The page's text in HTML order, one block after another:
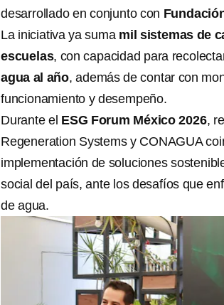
desarrollado en conjunto con
La iniciativa ya suma mil sistemas de
escuelas, con capacidad para
agua al año, además de contar con
funcionamiento y desempeño.
Durante el ESG Forum México 2026,
Regeneration Systems y CONAGUA
implementación de soluciones
social del país, ante los desafíos que
de agua.